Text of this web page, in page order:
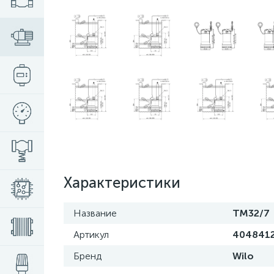
Характеристики
Название
TM32/7
Артикул
Бренд
Wilo